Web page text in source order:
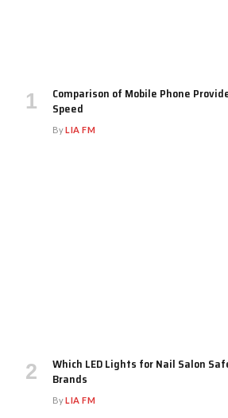
Comparison of Mobile Phone
Speed
ByLIA FM
Which LED Lights for Nail Salon
Brands
ByLIA FM